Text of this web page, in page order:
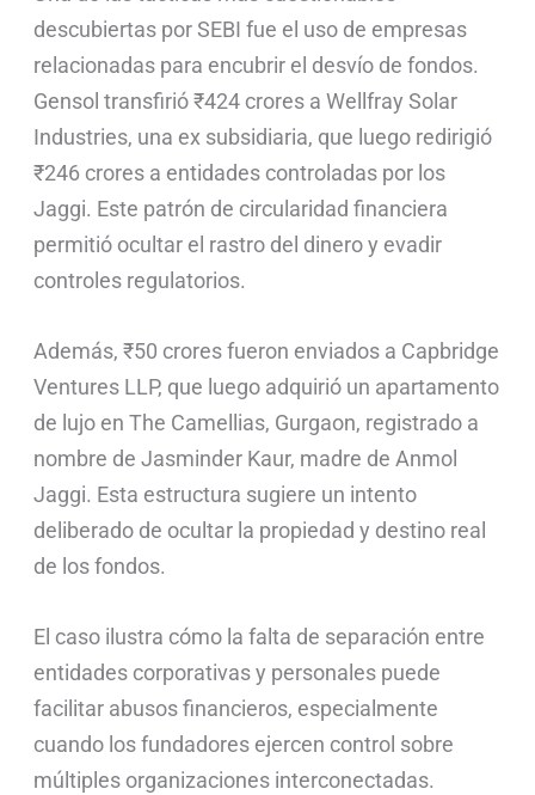
descubiertas por SEBI fue el uso de empresas
relacionadas para encubrir el desvío de fondos.
Gensol transfirió ₹424 crores a Wellfray Solar
Industries, una ex subsidiaria, que luego redirigió
₹246 crores a entidades controladas por los
Jaggi. Este patrón de circularidad financiera
permitió ocultar el rastro del dinero y evadir
controles regulatorios.
Además, ₹50 crores fueron enviados a Capbridge
Ventures LLP, que luego adquirió un apartamento
de lujo en The Camellias, Gurgaon, registrado a
nombre de Jasminder Kaur, madre de Anmol
Jaggi. Esta estructura sugiere un intento
deliberado de ocultar la propiedad y destino real
de los fondos.
El caso ilustra cómo la falta de separación entre
entidades corporativas y personales puede
facilitar abusos financieros, especialmente
cuando los fundadores ejercen control sobre
múltiples organizaciones interconectadas.